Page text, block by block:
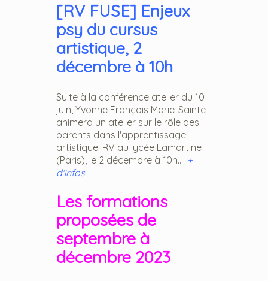
[RV FUSE] Enjeux
psy du cursus
artistique, 2
décembre à 10h
Suite à la conférence atelier du 10
juin, Yvonne François Marie-Sainte
animera un atelier sur le rôle des
parents dans l'apprentissage
artistique. RV au lycée Lamartine
(Paris), le 2 décembre à 10h.... +
d'infos
Les formations
proposées de
septembre à
décembre 2023